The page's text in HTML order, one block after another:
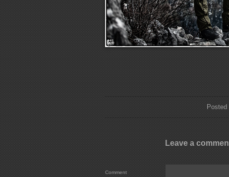
Posted
Leave a
Comment